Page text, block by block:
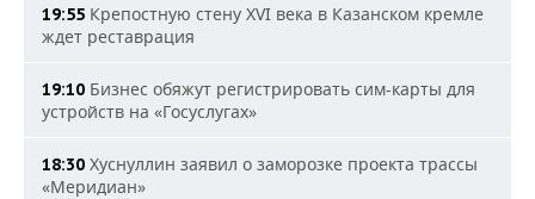
19:55 Крепостную стену XVI века в Казанском кремле
ждет реставрация
19:10 Бизнес обяжут регистрировать сим-карты для
устройств на «Госуслугах»
18:30 Хуснуллин заявил о заморозке проекта трассы
«Меридиан»